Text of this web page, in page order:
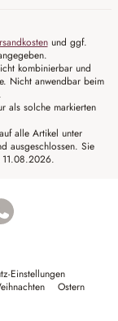
und ggf.
kombinierbar und
Nicht anwendbar beim
als solche markierten
alle Artikel unter
ausgeschlossen. Sie
Einstellungen
Ostern